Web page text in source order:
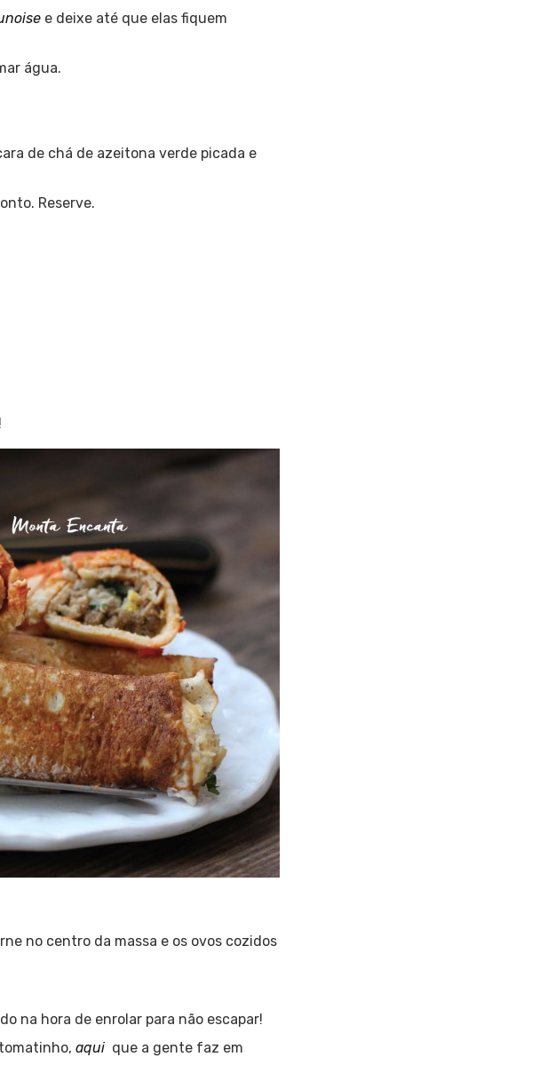
e deixe até que elas fiquem
água.
de chá de azeitona verde picada e
Reserve.
no centro da massa e os ovos cozidos
na hora de enrolar para não escapar!
tomatinho,aqui que a gente faz em